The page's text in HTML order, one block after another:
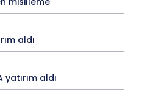
aldı
aldı